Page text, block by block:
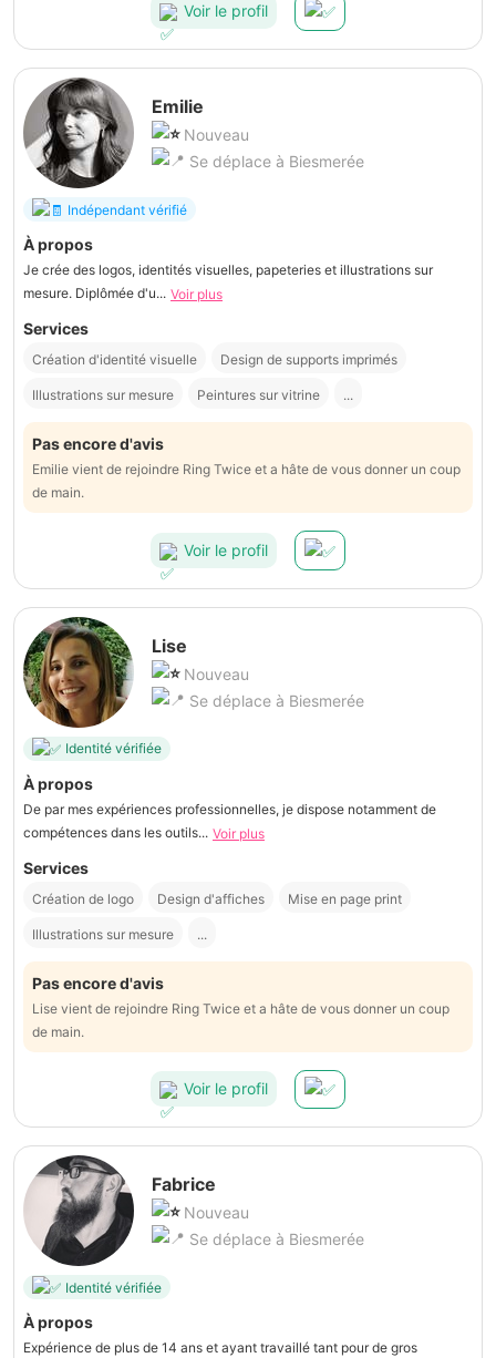
Voir le profil
Emilie
Nouveau
Se déplace à Biesmerée
Indépendant vérifié
À propos
Je crée des logos, identités visuelles, papeteries et illustrations sur
mesure. Diplômée d'u... Voir plus
Services
Création d'identité visuelle Design de supports imprimés
Illustrations sur mesure Peintures sur vitrine ...
Pas encore d'avis
Emilie vient de rejoindre Ring Twice et a hâte de vous donner un coup
de main.
Voir le profil
Lise
Nouveau
Se déplace à Biesmerée
Identité vérifiée
À propos
De par mes expériences professionnelles, je dispose notamment de
compétences dans les outils... Voir plus
Services
Création de logo Design d'affiches Mise en page print
Illustrations sur mesure ...
Pas encore d'avis
Lise vient de rejoindre Ring Twice et a hâte de vous donner un coup
de main.
Voir le profil
Fabrice
Nouveau
Se déplace à Biesmerée
Identité vérifiée
À propos
Expérience de plus de 14 ans et ayant travaillé tant pour de gros